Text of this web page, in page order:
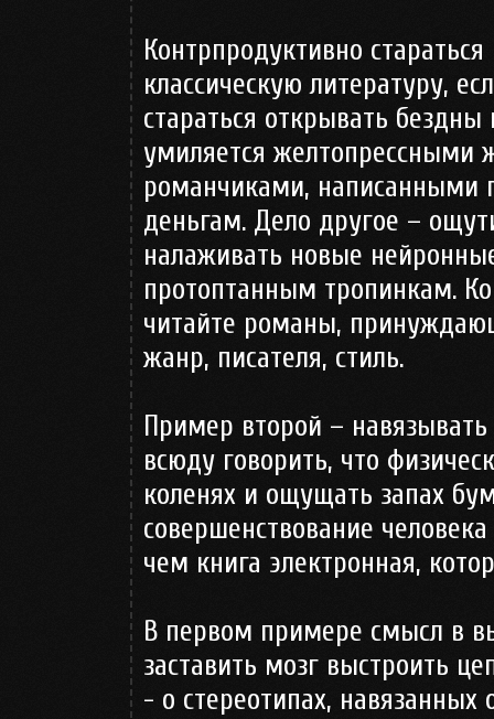
Контрпродуктивно
классическую литературу,
стараться открывать бездны
умиляется
романчиками, написанными
деньгам. Дело другое –
налаживать новые
протоптанным тропинкам.
читайте романы,
жанр, писателя, стиль.
Пример второй –
всюду говорить, что
коленях и ощущать запах
совершенствование
чем книга электронная,
В первом примере смысл в
заставить мозг выстроить
- о стереотипах,